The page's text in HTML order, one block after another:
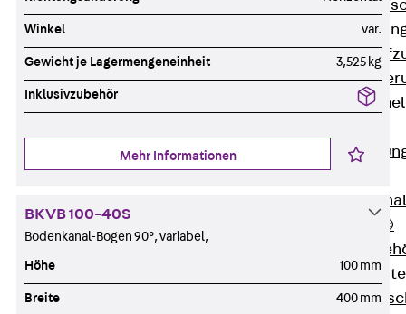
Zurück
Zurück
RAPIDOBAT®
Schalrohre
Zurück
Winkel var.
Gewicht je Lagermengeneinheit 3,525 kg
Inklusivzubehör
Mehr Informationen
BKVB 100-40S
Bodenkanal-Bogen 90°, variabel,
Höhe 100 mm
Breite 400 mm